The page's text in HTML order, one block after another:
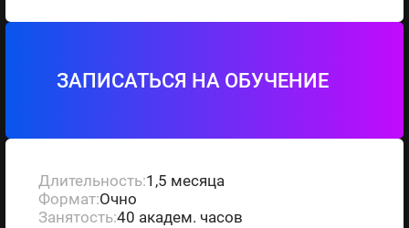
ЗАПИСАТЬСЯ НА ОБУЧЕНИЕ
Длительность:1,5 месяца
Формат:Очно
Занятость:40 академ. часов